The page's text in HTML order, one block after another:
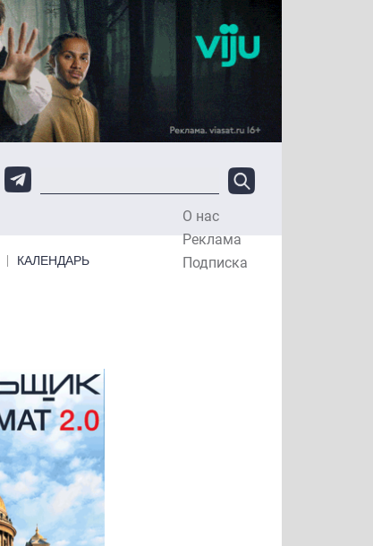
О нас
Реклама
Подписка
КАЛЕНДАРЬ